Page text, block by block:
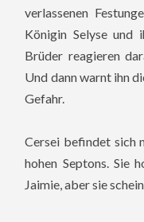
verlassenen
Königin Selyse und
Brüder reagieren
Und dann warnt ihn
Gefahr.
Cersei befindet sich
hohen Septons. Sie
Jaimie, aber sie